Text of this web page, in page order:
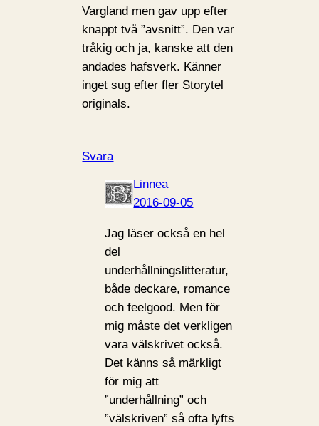
Vargland men gav upp efter
knappt två ”avsnitt”. Den var
tråkig och ja, kanske att den
andades hafsverk. Känner
inget sug efter fler Storytel
originals.
Svara
Linnea
2016-09-05
Jag läser också en hel
del
underhållningslitteratur,
både deckare, romance
och feelgood. Men för
mig måste det verkligen
vara välskrivet också.
Det känns så märkligt
för mig att
”underhållning” och
”välskriven” så ofta lyfts